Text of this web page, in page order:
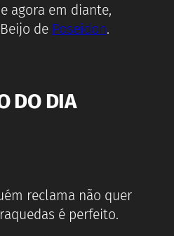
agora em diante,
de Poseidon.
DO DIA
reclama não quer
é perfeito.